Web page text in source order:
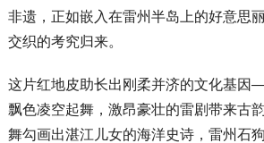
非遗，正如嵌入在雷州半岛上的好意思
交织的考究归来。
这片红地皮助长出刚柔并济的文化基因
飘色凌空起舞，激昂豪壮的雷剧带来古
舞勾画出湛江儿女的海洋史诗，雷州石